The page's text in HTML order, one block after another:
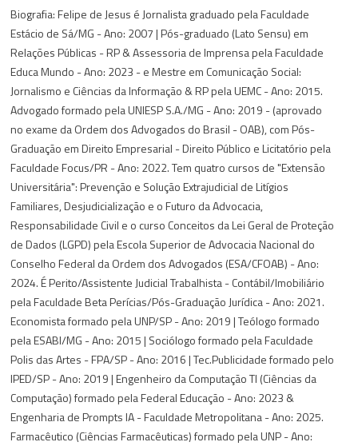
Biografia: Felipe de Jesus é Jornalista graduado pela Faculdade
Estácio de Sá/MG - Ano: 2007 | Pós-graduado (Lato Sensu) em
Relações Públicas - RP & Assessoria de Imprensa pela Faculdade
Educa Mundo - Ano: 2023 - e Mestre em Comunicação Social:
Jornalismo e Ciências da Informação & RP pela UEMC - Ano: 2015.
Advogado formado pela UNIESP S.A./MG - Ano: 2019 - (aprovado
no exame da Ordem dos Advogados do Brasil - OAB), com Pós-
Graduação em Direito Empresarial - Direito Público e Licitatório pela
Faculdade Focus/PR - Ano: 2022. Tem quatro cursos de "Extensão
Universitária": Prevenção e Solução Extrajudicial de Litígios
Familiares, Desjudicialização e o Futuro da Advocacia,
Responsabilidade Civil e o curso Conceitos da Lei Geral de Proteção
de Dados (LGPD) pela Escola Superior de Advocacia Nacional do
Conselho Federal da Ordem dos Advogados (ESA/CFOAB) - Ano:
2024. É Perito/Assistente Judicial Trabalhista - Contábil/Imobiliário
pela Faculdade Beta Perícias/Pós-Graduação Jurídica - Ano: 2021.
Economista formado pela UNP/SP - Ano: 2019 | Teólogo formado
pela ESABI/MG - Ano: 2015 | Sociólogo formado pela Faculdade
Polis das Artes - FPA/SP - Ano: 2016 | Tec.Publicidade formado pelo
IPED/SP - Ano: 2019 | Engenheiro da Computação TI (Ciências da
Computação) formado pela Federal Educação - Ano: 2023 &
Engenharia de Prompts IA - Faculdade Metropolitana - Ano: 2025.
Farmacêutico (Ciências Farmacêuticas) formado pela UNP - Ano: